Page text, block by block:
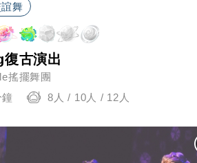
舞
古演出
搖擺舞團
鐘
8人 / 10人 / 12人